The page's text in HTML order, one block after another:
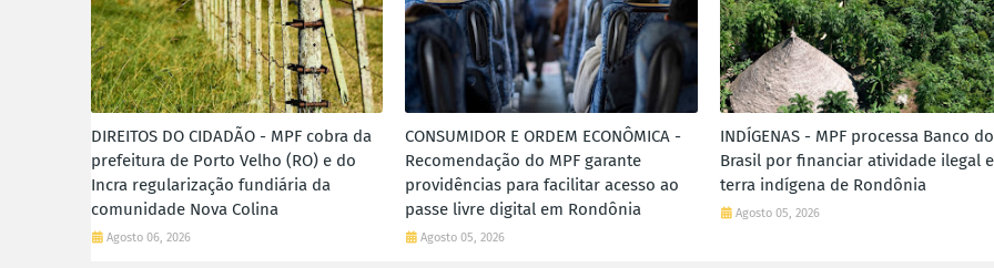
DIREITOS DO CIDADÃO - MPF cobra da
prefeitura de Porto Velho (RO) e do
Incra regularização fundiária da
comunidade Nova Colina
Agosto 06, 2026
CONSUMIDOR E ORDEM ECONÔMICA -
Recomendação do MPF garante
providências para facilitar acesso ao
passe livre digital em Rondônia
Agosto 05, 2026
INDÍGENAS - MPF processa Banco do
Brasil por financiar atividade ilegal
terra indígena de Rondônia
Agosto 05, 2026